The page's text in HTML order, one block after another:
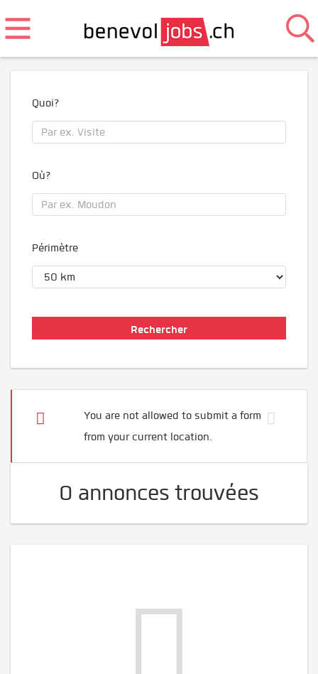
Quoi?
Où?
Périmètre
You are not allowed to submit a form
from your current location.
0 annonces trouvées